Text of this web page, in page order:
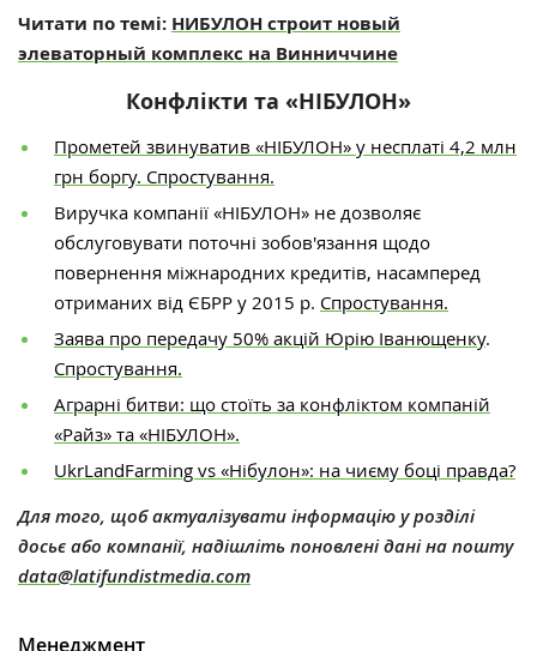
Читати по темі: НИБУЛОН строит новый
элеваторный комплекс на Винниччине
Конфлікти та «НІБУЛОН»
Прометей звинуватив «НІБУЛОН» у несплаті 4,2 ​​млн
грн боргу. Спростування.
Виручка компанії «НІБУЛОН» не дозволяє
обслуговувати поточні зобов'язання щодо
повернення міжнародних кредитів, насамперед
отриманих від ЄБРР у ​​2015 р. Спростування.
Заява про передачу 50% акцій Юрію Іванющенку.
Спростування.
Аграрні битви: що стоїть за конфліктом компаній
«Райз» та «НІБУЛОН».
UkrLandFarming vs «Нібулон»: на чиєму боці правда?
Для того, щоб актуалізувати інформацію у розділі
досьє або компанії, надішліть поновлені дані на пошту
data@latifundistmedia.com
Менеджмент